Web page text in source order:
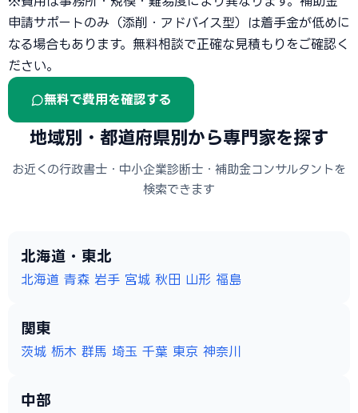
申請サポートのみ（添削・アドバイス型）は着手金が低めに
なる場合もあります。無料相談で正確な見積もりをご確認く
ださい。
無料で費用を確認する
地域別・都道府県別から専門家を探す
お近くの行政書士・中小企業診断士・補助金コンサルタントを
検索できます
北海道・東北
北海道 青森 岩手 宮城 秋田 山形 福島
関東
茨城 栃木 群馬 埼玉 千葉 東京 神奈川
中部